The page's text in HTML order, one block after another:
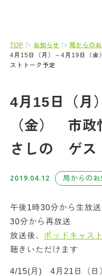
TOP お知らせ
局からの
4月15日（月）～4月19日（
ストトーク予定
4月15日（月
（金） 市政
さしの ゲス
2019.04.12 局からの
午後1時30分から生放
30分から再放送
放送後、 ポッドキャス
聴きいただけます
4/15(月) 4月21日（日